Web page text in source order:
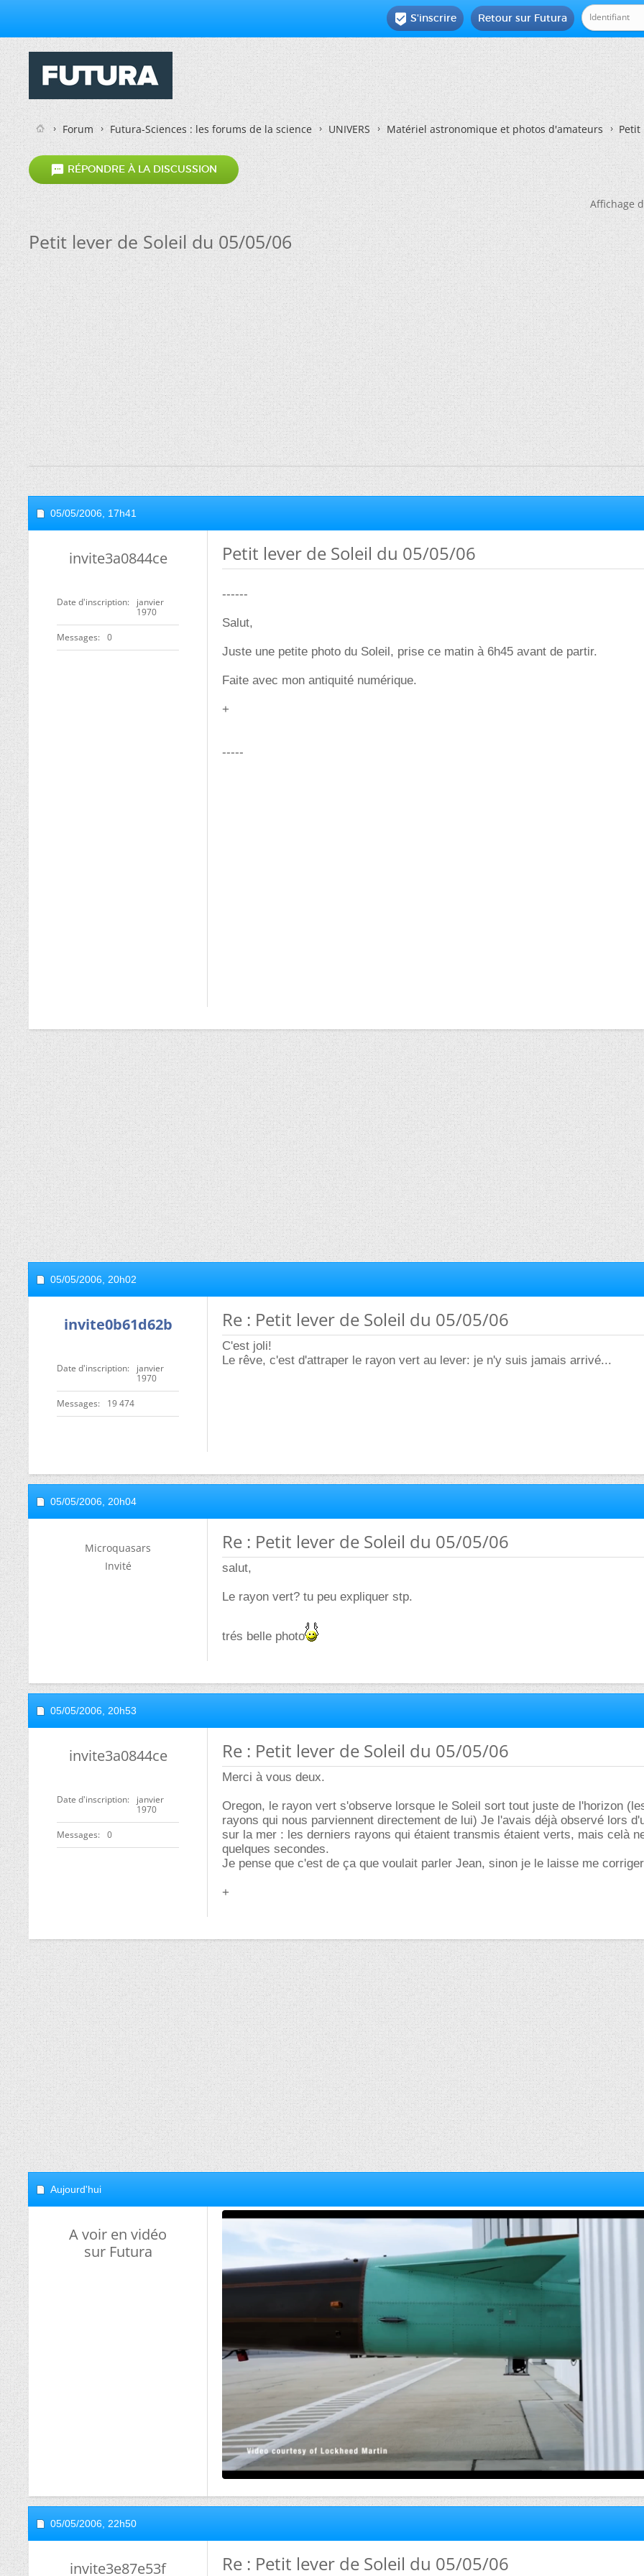
Retour sur Futura
 S'inscrire
Forum Futura-Sciences : les forums de la science UNIVERS Matériel astronomique et photos d'amateurs Petit
 RÉPONDRE À LA DISCUSSION
Affichage
Petit lever de Soleil du 05/05/06
05/05/2006, 17h41
invite3a0844ce
Date d'inscription
janvier
1970
Messages 0
Petit lever de Soleil du 05/05/06
------
Salut,
Juste une petite photo du Soleil, prise ce matin à 6h45 avant de partir.
Faite avec mon antiquité numérique.
+
-----
05/05/2006, 20h02
invite0b61d62b
Date d'inscription
janvier
1970
Messages 19 474
Re : Petit lever de Soleil du 05/05/06
C'est joli!
Le rêve, c'est d'attraper le rayon vert au lever: je n'y suis jamais arrivé...
05/05/2006, 20h04
Microquasars
Invité
Re : Petit lever de Soleil du 05/05/06
salut,
Le rayon vert? tu peu expliquer stp.
trés belle photo
05/05/2006, 20h53
invite3a0844ce
Date d'inscription
janvier
1970
Messages 0
Re : Petit lever de Soleil du 05/05/06
Merci à vous deux.
Oregon, le rayon vert s'observe lorsque le Soleil sort tout juste de l'horizon
rayons qui nous parviennent directement de lui) Je l'avais déjà observé lors
sur la mer : les derniers rayons qui étaient transmis étaient verts, mais celà
quelques secondes.
Je pense que c'est de ça que voulait parler Jean, sinon je le laisse me
+
Aujourd'hui
A voir en vidéo
sur Futura
05/05/2006, 22h50
invite3e87e53f Re : Petit lever de Soleil du 05/05/06